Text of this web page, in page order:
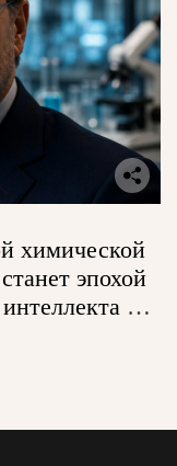
химической
эпохой
и